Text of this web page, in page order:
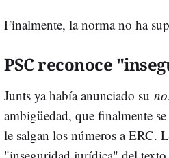
Finalmente, la norma no ha
PSC reconoce
Junts ya había anunciado su no
ambigüedad, que finalmente
le salgan los números a ERC.